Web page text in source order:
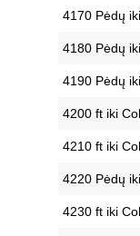
4170 Pėdų
4180 Pėdų
4190 Pėdų
4200 ft iki
4210 ft iki
4220 Pėdų
4230 ft iki